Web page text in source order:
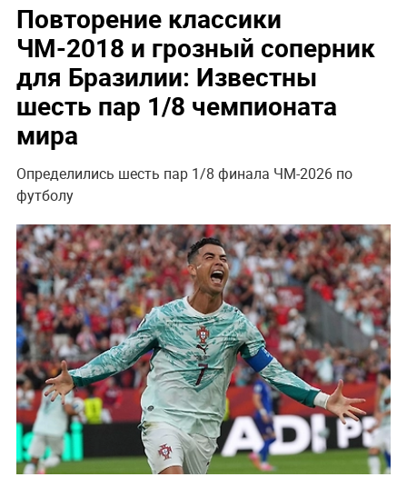
Повторение классики
ЧМ-2018 и грозный соперник
для Бразилии: Известны
шесть пар 1/8 чемпионата
мира
Определились шесть пар 1/8 финала ЧМ-2026 по
футболу